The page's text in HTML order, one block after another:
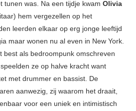
tunen was. Na een tijdje kwam Olivia
hem vergezellen op het
leerden elkaar op erg jonge leeftijd
maar wonen nu al even in New York.
best als bedroompunk omschreven
ze op halve kracht want
met drummer en bassist. De
aanwezig, zij waarom het draait,
voor een uniek en intimistisch